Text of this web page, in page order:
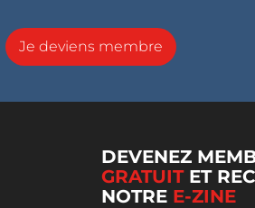
Je deviens membre
DEVENEZ
GRATUITET
NOTRE E-ZINE